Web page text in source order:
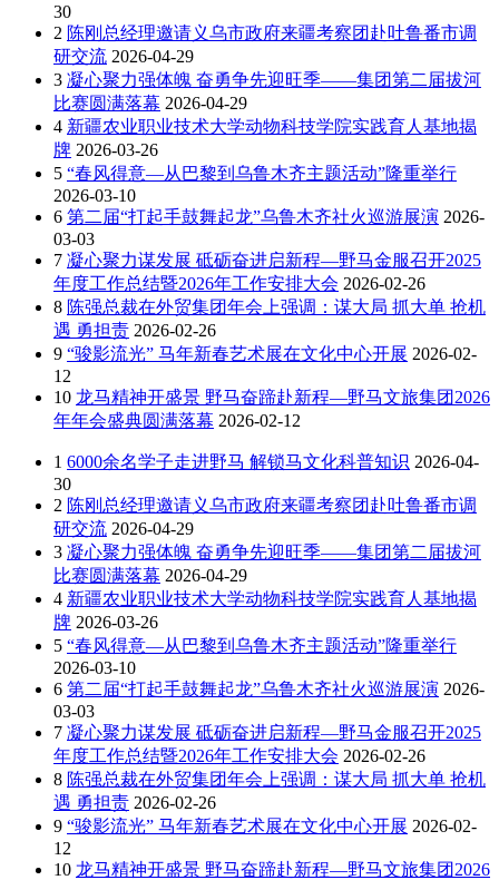
30
2 陈刚总经理邀请义乌市政府来疆考察团赴吐鲁番市调
研交流 2026-04-29
3 凝心聚力强体魄 奋勇争先迎旺季——集团第二届拔河
比赛圆满落幕 2026-04-29
4 新疆农业职业技术大学动物科技学院实践育人基地揭
牌 2026-03-26
5 “春风得意—从巴黎到乌鲁木齐主题活动”隆重举行
2026-03-10
6 第二届“打起手鼓舞起龙”乌鲁木齐社火巡游展演 2026-
03-03
7 凝心聚力谋发展 砥砺奋进启新程—野马金服召开2025
年度工作总结暨2026年工作安排大会 2026-02-26
8 陈强总裁在外贸集团年会上强调：谋大局 抓大单 抢机
遇 勇担责 2026-02-26
9 “骏影流光” 马年新春艺术展在文化中心开展 2026-02-
12
10 龙马精神开盛景 野马奋蹄赴新程—野马文旅集团2026
年年会盛典圆满落幕 2026-02-12
1 6000余名学子走进野马 解锁马文化科普知识 2026-04-
30
2 陈刚总经理邀请义乌市政府来疆考察团赴吐鲁番市调
研交流 2026-04-29
3 凝心聚力强体魄 奋勇争先迎旺季——集团第二届拔河
比赛圆满落幕 2026-04-29
4 新疆农业职业技术大学动物科技学院实践育人基地揭
牌 2026-03-26
5 “春风得意—从巴黎到乌鲁木齐主题活动”隆重举行
2026-03-10
6 第二届“打起手鼓舞起龙”乌鲁木齐社火巡游展演 2026-
03-03
7 凝心聚力谋发展 砥砺奋进启新程—野马金服召开2025
年度工作总结暨2026年工作安排大会 2026-02-26
8 陈强总裁在外贸集团年会上强调：谋大局 抓大单 抢机
遇 勇担责 2026-02-26
9 “骏影流光” 马年新春艺术展在文化中心开展 2026-02-
12
10 龙马精神开盛景 野马奋蹄赴新程—野马文旅集团2026